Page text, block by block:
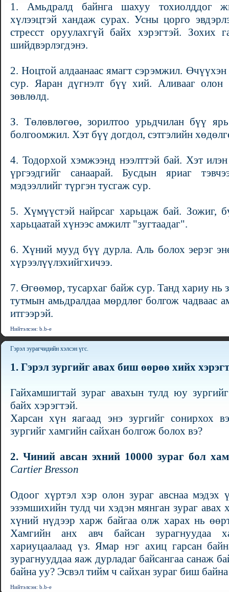
1. Амьдралд байнга шахуу тохиолддог
хүлээцтэй хандаж сурах. Усны цорго
стресст оруулахгүй байх хэрэгтэй. Зохих
шийдвэрлэгдэнэ.
2. Ноцтой алдаанаас ямагт сэрэмжил.
сур. Яаран дүгнэлт бүү хий. Аливааг олон
зөвлөлд.
З. Төлөвлөгөө, зорилтоо урьдчилан бүү
болгоомжил. Хэт бүү догдол, сэтгэлийн
4. Тодорхой хэмжээнд нээлттэй бай. Хэт
үргээдгийг санаарай. Бусдын яриаг
мэдээллийг түргэн тусгаж сур.
5. Хүмүүстэй найрсаг харьцаж бай. Зожиг,
харьцаатай хүнээс амжилт "зугтаадаг".
6. Хүний мууд бүү дурла. Аль болох эерэг
хүрээлүүлэхийгхичээ.
7. Өгөөмөр, тусархаг байж сур. Танд хариу нь
тутмын амьдралдаа мөрдлөг болгож чадваас
итгээрэй.
Нийтэлсэн: b.b-e
Гэрэл зурагчидийн хэлсэн үгс.
1. Гэрэл зургийг авах биш өөрөө хийх
Гайхамшигтай зураг авахын тулд юу
байх хэрэгтэй.
Харсан хүн яагаад энэ зургийг сонирхох
зургийг хамгийн сайхан болгож болох вэ?
2. Чиний авсан эхний 10000 зураг бол
Cartier Bresson
Одоог хүртэл хэр олон зураг авснаа мэдэх
эзэмшихийн тулд чи хэдэн мянган зураг авах
хүний нүдээр харж байгаа олж харах нь
Хамгийн анх авч байсан зурагнуудаа
хариуцаалаад үз. Ямар нэг ахиц гарсан
зурагнууддаа яаж дурладаг байсангаа санаж
байна уу? Эсвэл тийм ч сайхан зураг биш
Нийтэлсэн: b.b-e